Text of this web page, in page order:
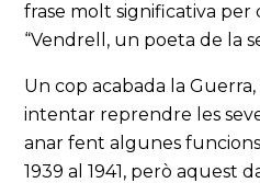
frase molt significativa per
“Vendrell, un poeta de la
Un cop acabada la
intentar reprendre les
anar fent algunes
1939 al 1941, però aquest